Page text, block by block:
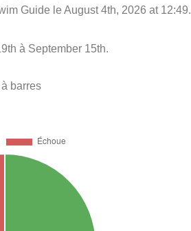
Guide le August 4th, 2026 at 12:49.
à September 15th.
barres